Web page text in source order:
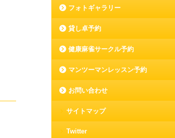
フォトギャラリー
貸し卓予約
健康麻雀サークル予約
マンツーマンレッスン予約
お問い合わせ
サイトマップ
Twitter